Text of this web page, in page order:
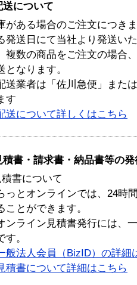
送について
がある場合のご注文につき
発送日にて当社より発送い
複数の商品をご注文の場合
となります。
送業者は「佐川急便」また
す
送について詳しくはこちら
積書・請求書・納品書等の
書について
っとオンラインでは、24時
ことができます。
ンライン見積書発行には、
す。
般法人会員（BizID）の詳細
積書について詳細はこちら